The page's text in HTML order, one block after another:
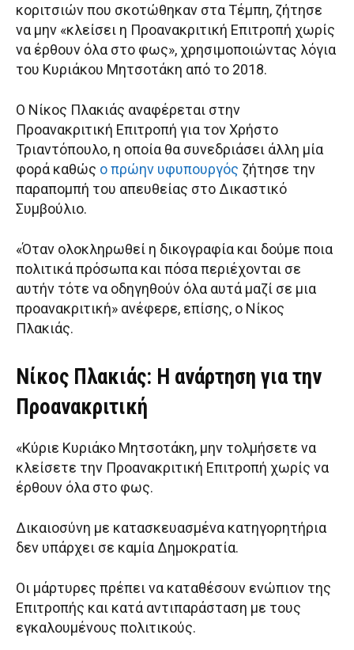
κοριτσιών που σκοτώθηκαν στα Τέμπη, ζήτησε
να μην «κλείσει η Προανακριτική Επιτροπή χωρίς
να έρθουν όλα στο φως», χρησιμοποιώντας λόγια
του Κυριάκου Μητσοτάκη από το 2018.
Ο Νίκος Πλακιάς αναφέρεται στην
Προανακριτική Επιτροπή για τον Χρήστο
Τριαντόπουλο, η οποία θα συνεδριάσει άλλη μία
φορά καθώς ο πρώην υφυπουργός ζήτησε την
παραπομπή του απευθείας στο Δικαστικό
Συμβούλιο.
«Όταν ολοκληρωθεί η δικογραφία και δούμε ποια
πολιτικά πρόσωπα και πόσα περιέχονται σε
αυτήν τότε να οδηγηθούν όλα αυτά μαζί σε μια
προανακριτική» ανέφερε, επίσης, ο Νίκος
Πλακιάς.
Νίκος Πλακιάς: Η ανάρτηση για την
Προανακριτική
«Κύριε Κυριάκο Μητσοτάκη, μην τολμήσετε να
κλείσετε την Προανακριτική Επιτροπή χωρίς να
έρθουν όλα στο φως.
Δικαιοσύνη με κατασκευασμένα κατηγορητήρια
δεν υπάρχει σε καμία Δημοκρατία.
Οι μάρτυρες πρέπει να καταθέσουν ενώπιον της
Επιτροπής και κατά αντιπαράσταση με τους
εγκαλουμένους πολιτικούς.